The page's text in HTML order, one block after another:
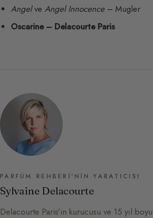
AngelveAngel Innocence– Mugler
Oscarine – Delacourte Paris
PARFÜM REHBERI'NIN YARATICISI
Sylvaine Delacourte
Delacourte Paris'in kurucusu ve 15 yıl